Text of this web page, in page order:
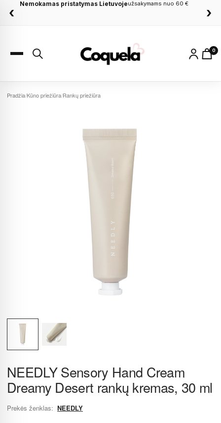
‹
Nemokamas pristatymas Lietuvojeužsakymams nuo 60 €
Dovanos apsiperkantnuo 60 €
›
0
Pradžia/Kūno priežiūra/Rankų priežiūra
NEEDLY Sensory Hand Cream
Dreamy Desert rankų kremas, 30 ml
Prekės ženklas: NEEDLY